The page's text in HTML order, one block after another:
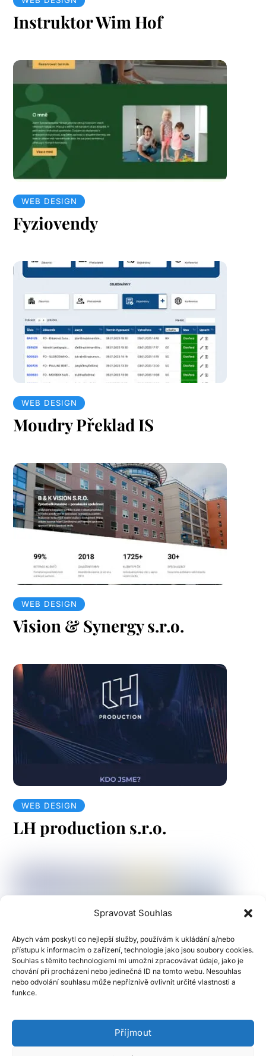
Spravovat Souhlas
Abych vám poskytl co nejlepší služby, používám k ukládání a/nebo
přístupu k informacím o zařízení, technologie jako jsou soubory cookies.
Souhlas s těmito technologiemi mi umožní zpracovávat údaje, jako je
chování při procházení nebo jedinečná ID na tomto webu. Nesouhlas
nebo odvolání souhlasu může nepříznivě ovlivnit určité vlastnosti a
funkce.
Příjmout
Instruktor Wim Hof
WEB DESIGN
Fyziovendy
WEB DESIGN
Moudry Překlad IS
WEB DESIGN
Vision & Synergy s.r.o.
WEB DESIGN
LH production s.r.o.
Klimaready